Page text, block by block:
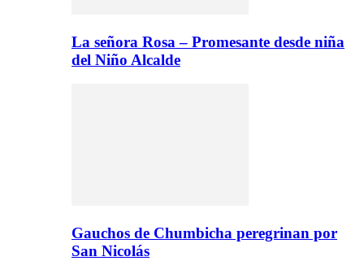
La señora Rosa – Promesante desde niña
del Niño Alcalde
Gauchos de Chumbicha peregrinan por
San Nicolás